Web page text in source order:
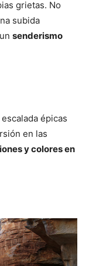
grietas. No
subida
senderismo
épicas
en las
y colores en